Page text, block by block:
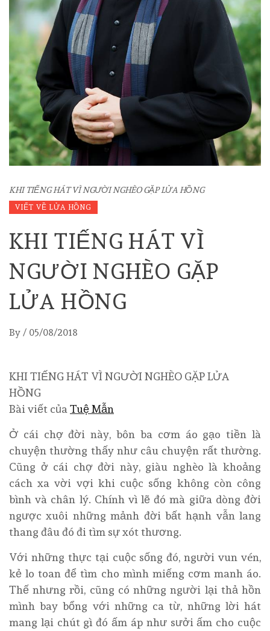
KHI TIẾNG HÁT VÌ NGƯỜI NGHÈO GẶP LỬA HỒNG
VIẾT VỀ LỬA HỒNG
KHI TIẾNG HÁT VÌ
NGƯỜI NGHÈO GẶP
LỬA HỒNG
By / 05/08/2018
KHI TIẾNG HÁT VÌ NGƯỜI NGHÈO GẶP LỬA
HỒNG
Bài viết của Tuệ Mẫn
Ở cái chợ đời này, bôn ba cơm áo gạo tiền là
chuyện thường thấy như câu chuyện rất thường.
Cũng ở cái chợ đời này, giàu nghèo là khoảng
cách xa vời vợi khi cuộc sống không còn công
bình và chân lý. Chính vì lẽ đó mà giữa dòng đời
ngược xuôi những mảnh đời bất hạnh vẫn lang
thang đâu đó đi tìm sự xót thương.
Với những thực tại cuộc sống đó, người vun vén,
kẻ lo toan để tìm cho mình miếng cơm manh áo.
Thế nhưng rồi, cũng có những người lại thả hồn
mình bay bổng với những ca từ, những lời hát
mang lại chút gì đó ấm áp như sưởi ấm cho cuộc